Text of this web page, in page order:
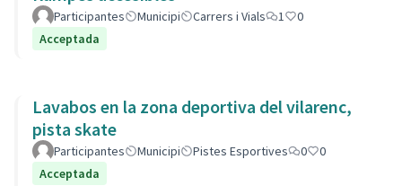
Participantes Municipi Carrers i Vials 1
0
Acceptada
Lavabos en la zona deportiva del vilarenc,
pista skate
Participantes Municipi Pistes Esportives 0
0
Acceptada